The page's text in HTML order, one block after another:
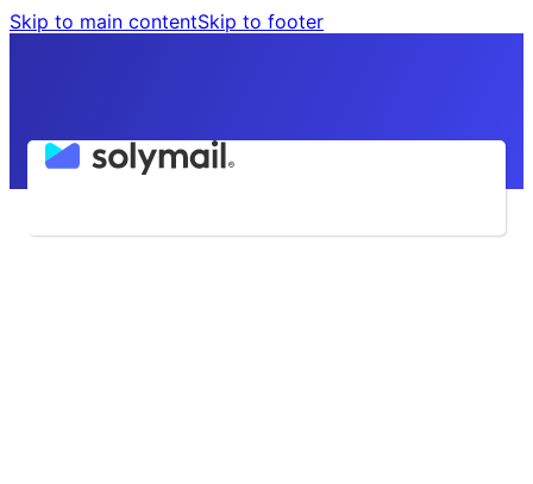
Skip to main contentSkip to footer